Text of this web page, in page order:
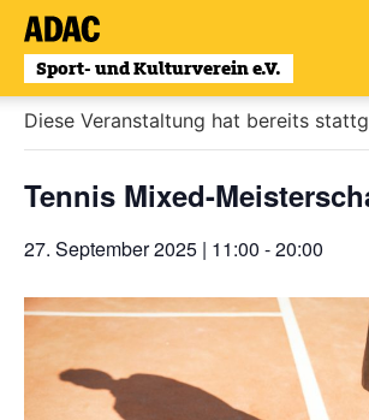
Zum
Inhalt
wechseln
« Alle Veranstaltungen
Diese Veranstaltung hat bereits
Tennis Mixed-
27. September 2025 | 11:00 -20:00